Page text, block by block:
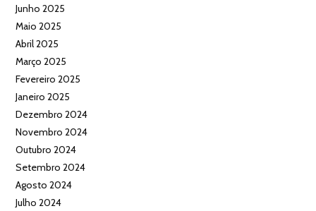
Junho 2025
Maio 2025
Abril 2025
Março 2025
Fevereiro 2025
Janeiro 2025
Dezembro 2024
Novembro 2024
Outubro 2024
Setembro 2024
Agosto 2024
Julho 2024